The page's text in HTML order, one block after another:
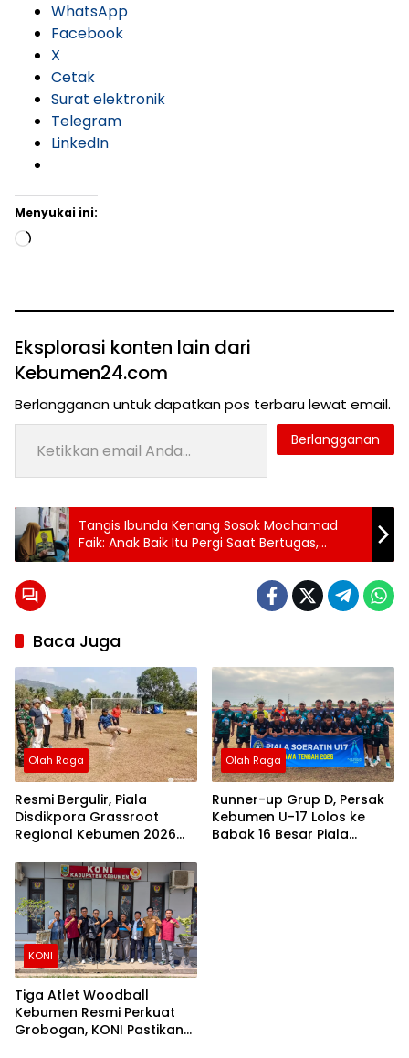
WhatsApp
Facebook
X
Cetak
Surat elektronik
Telegram
LinkedIn
Menyukai ini:
Memuat...
Eksplorasi konten lain dari
Kebumen24.com
Berlangganan untuk dapatkan pos terbaru lewat email.
Ketikkan email Anda...
Berlangganan
Tag:
Persak
Kebumen
Menggila!
Persibas
Tumbang
Tiket
Liga 4
Jateng
Dikunci
Tangis Ibunda Kenang Sosok Mochamad
Faik: Anak Baik Itu Pergi Saat Bertugas,
Rencana Nikah Pupus
Baca Juga
Olah Raga
Resmi Bergulir, Piala
Disdikpora Grassroot
Regional Kebumen 2026
Pesepak Bola Usia Dini
Olah Raga
Runner-up Grup D, Persak
Kebumen U-17 Lolos ke
Babak 16 Besar Piala
KONI
Tiga Atlet Woodball
Kebumen Resmi Perkuat
Grobogan, KONI Pastikan